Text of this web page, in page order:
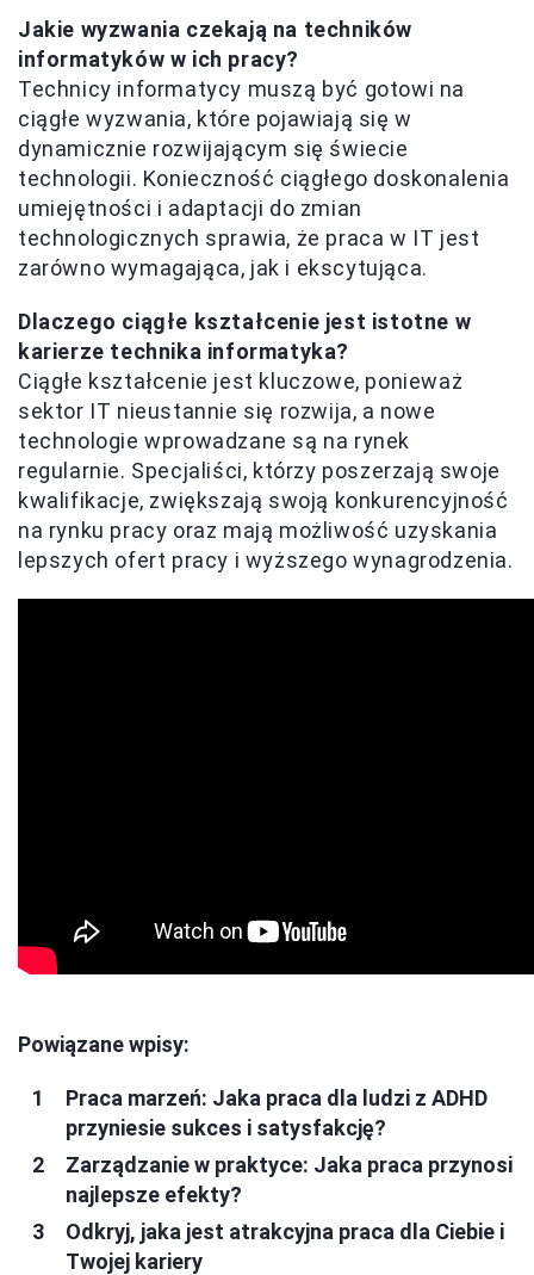
Jakie wyzwania czekają na techników
informatyków w ich pracy?
Technicy informatycy muszą być gotowi na
ciągłe wyzwania, które pojawiają się w
dynamicznie rozwijającym się świecie
technologii. Konieczność ciągłego doskonalenia
umiejętności i adaptacji do zmian
technologicznych sprawia, że praca w IT jest
zarówno wymagająca, jak i ekscytująca.
Dlaczego ciągłe kształcenie jest istotne w
karierze technika informatyka?
Ciągłe kształcenie jest kluczowe, ponieważ
sektor IT nieustannie się rozwija, a nowe
technologie wprowadzane są na rynek
regularnie. Specjaliści, którzy poszerzają swoje
kwalifikacje, zwiększają swoją konkurencyjność
na rynku pracy oraz mają możliwość uzyskania
lepszych ofert pracy i wyższego wynagrodzenia.
Powiązane wpisy:
Praca marzeń: Jaka praca dla ludzi z ADHD
przyniesie sukces i satysfakcję?
Zarządzanie w praktyce: Jaka praca przynosi
najlepsze efekty?
Odkryj, jaka jest atrakcyjna praca dla Ciebie i
Twojej kariery